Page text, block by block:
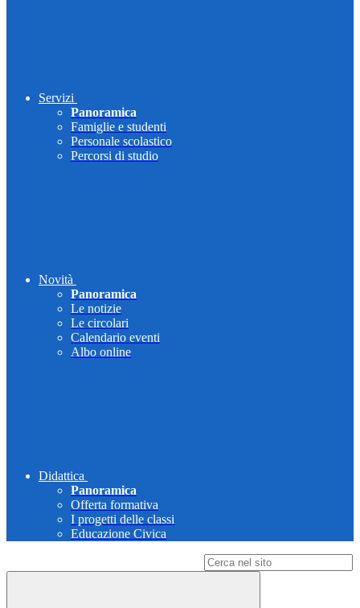
Servizi
Panoramica
Famiglie e studenti
Personale scolastico
Percorsi di studio
Novità
Panoramica
Le notizie
Le circolari
Calendario eventi
Albo online
Didattica
Panoramica
Offerta formativa
I progetti delle classi
Educazione Civica